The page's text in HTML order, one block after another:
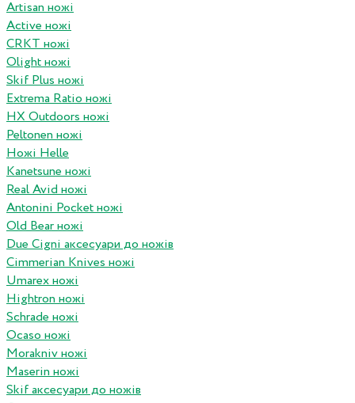
Artisan ножі
Active ножі
CRKT ножі
Olight ножі
Skif Plus ножі
Extrema Ratio ножі
HX Outdoors ножі
Peltonen ножі
Ножі Helle
Kanetsune ножі
Real Avid ножі
Antonini Pocket ножі
Old Bear ножі
Due Cigni аксесуари до ножів
Cimmerian Knives ножі
Umarex ножі
Hightron ножі
Schrade ножі
Ocaso ножі
Morakniv ножі
Maserin ножі
Skif аксесуари до ножів